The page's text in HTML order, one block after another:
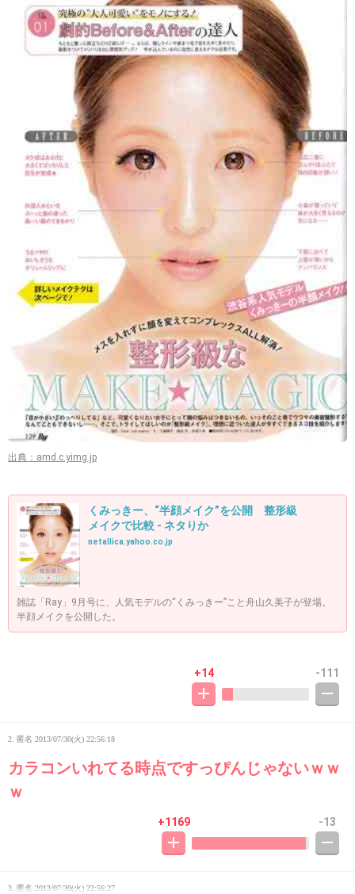
出典：amd.c.yimg.jp
くみっきー、“半顔メイク”を公開 整形級
メイクで比較 - ネタりか
netallica.yahoo.co.jp
雑誌「Ray」9月号に、人気モデルの“くみっきー”こと舟山久美子が登場。
半顔メイクを公開した。
+14 -111
2. 匿名 2013/07/30(火) 22:56:18
カラコンいれてる時点ですっぴんじゃないｗｗ
ｗ
+1169 -13
3. 匿名 2013/07/30(火) 22:56:27